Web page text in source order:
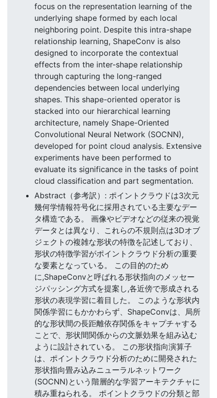
focus on the representation learning of the
underlying shape formed by each local
neighboring point. Despite this intra-shape
relationship learning, ShapeConv is also
designed to incorporate the contextual
effects from the inter-shape relationship
through capturing the long-ranged
dependencies between local underlying
shapes. This shape-oriented operator is
stacked into our hierarchical learning
architecture, namely Shape-Oriented
Convolutional Neural Network (SOCNN),
developed for point cloud analysis. Extensive
experiments have been performed to
evaluate its significance in the tasks of point
cloud classification and part segmentation.
Abstract（参考訳）: ポイントクラウドは3次元
幾何学情報符号化に採用されている主要なデー
タ構造である。 画像やビデオなどの従来の視覚
データとは異なり、これらの不規則点は3Dオブ
ジェクトの複雑な形状の特徴を記述しており、
形状の特徴学習がポイントクラウド分析の重要
な要素となっている。 この目的のため
に,ShapeConvと呼ばれる形状指向のメッセー
ジパッシング方式を提案し,各近傍で形成される
形状の表現学習に着目した。 このような形状内
関係学習にもかかわらず、ShapeConvは、局所
的な形状間の長距離依存関係をキャプチャする
ことで、形状間関係からの文脈効果を組み込む
ように設計されている。 この形状指向演算子
は、ポイントクラウド分析のために開発された
形状指向畳み込みニューラルネットワーク
(SOCNN)という階層的な学習アーキテクチャに
積み重ねられる。 ポイントクラウドの分類と部